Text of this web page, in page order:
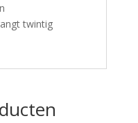
twintig